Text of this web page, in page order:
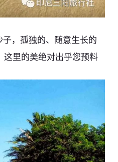
，孤独的、随意生长的
里的美绝对出乎您预料